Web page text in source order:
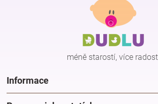
méně starostí, více
Informace